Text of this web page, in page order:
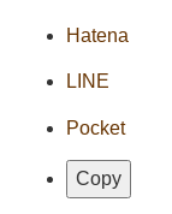
Hatena
LINE
Pocket
Copy